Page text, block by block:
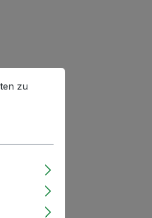
zu können.
Mehr Informationen ...
zu